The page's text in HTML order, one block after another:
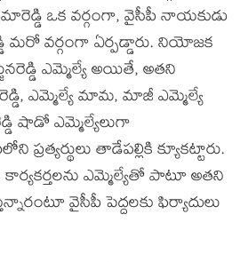
ఒక వర్గంగా, వైసీపీ నాయకుడు
మరో వర్గంగా ఏర్పడ్డారు. నియోజక
ఎమ్మెల్యే అయితే, అతని
ఎమ్మెల్యే మామ, మాజీ ఎమ్మెల్యే
షాడో ఎమ్మెల్యేలుగా
ప్రత్యర్థులు తాడేపల్లికి క్యూకట్టారు.
ఎమ్మెల్యేతో పాటూ అతని
వైసీపీ పెద్దలకు ఫిర్యాదులు